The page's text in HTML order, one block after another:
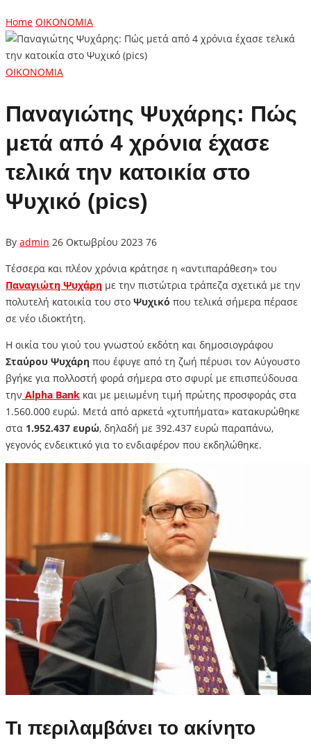
Home ΟΙΚΟΝΟΜΙΑ
ΟΙΚΟΝΟΜΙΑ
Παναγιώτης Ψυχάρης: Πώς
μετά από 4 χρόνια έχασε
τελικά την κατοικία στο
Ψυχικό (pics)
By admin 26 Οκτωβρίου 2023 76
Τέσσερα και πλέον χρόνια κράτησε η «αντιπαράθεση» του
Παναγιώτη Ψυχάρη με την πιστώτρια τράπεζα σχετικά με την
πολυτελή κατοικία του στο Ψυχικό που τελικά σήμερα πέρασε
σε νέο ιδιοκτήτη.
Η οικία του γιού του γνωστού εκδότη και δημοσιογράφου
Σταύρου Ψυχάρη που έφυγε από τη ζωή πέρυσι τον Αύγουστο
βγήκε για πολλοστή φορά σήμερα στο σφυρί με επισπεύδουσα
την Alpha Bank και με μειωμένη τιμή πρώτης προσφοράς στα
1.560.000 ευρώ. Μετά από αρκετά «χτυπήματα» κατακυρώθηκε
στα 1.952.437 ευρώ, δηλαδή με 392.437 ευρώ παραπάνω,
γεγονός ενδεικτικό για το ενδιαφέρον που εκδηλώθηκε.
Τι περιλαμβάνει το ακίνητο